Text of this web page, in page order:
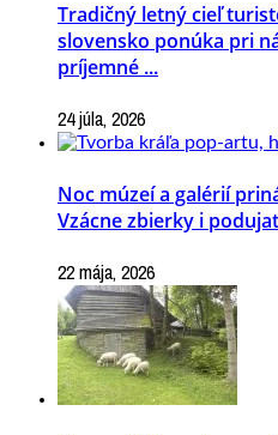
Tradičný letný cieľ
slovensko ponúka pri
príjemné ...
24 júla, 2026
Noc múzeí a galérií
Vzácne zbierky i
22 mája, 2026